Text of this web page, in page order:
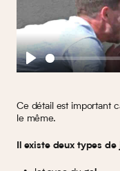
Play
Ce détail est important
le même.
Il existe deux types de